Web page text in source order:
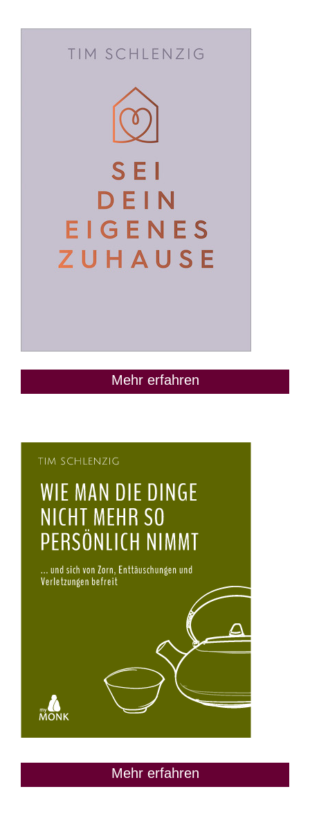
Mehr erfahren
Mehr erfahren